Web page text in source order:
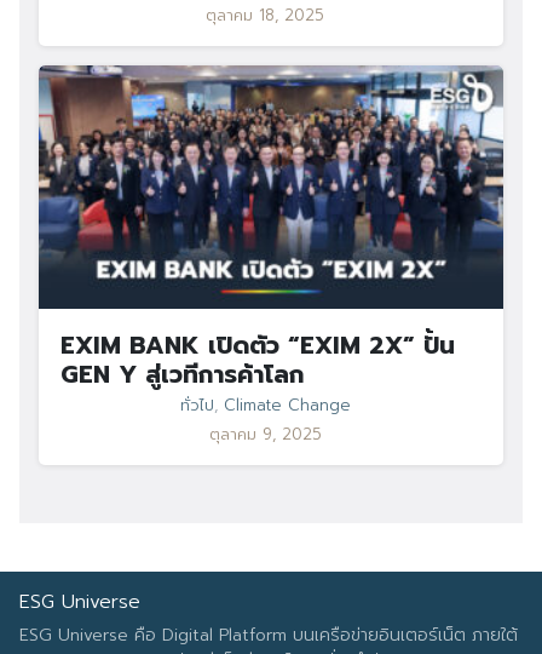
ตุลาคม 18, 2025
EXIM BANK เปิดตัว “EXIM 2X” ปั้น
GEN Y สู่เวทีการค้าโลก
ทั่วไป, Climate Change
ตุลาคม 9, 2025
ESG Universe
ESG Universe คือ Digital Platform บนเครือข่ายอินเตอร์เน็ต ภายใต้